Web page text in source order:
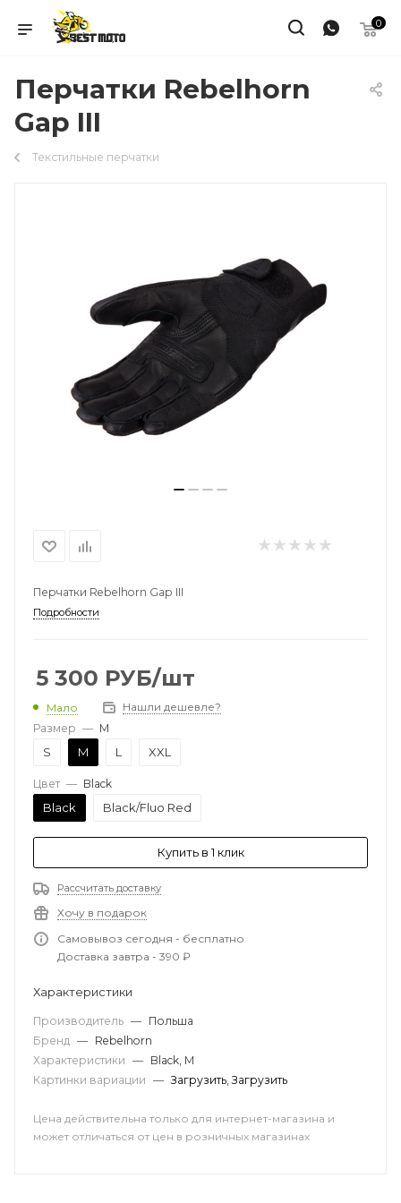
0
Перчатки Rebelhorn
Gap III
Текстильные перчатки
Перчатки Rebelhorn Gap III
Подробности
5 300 РУБ/шт
Мало
Нашли дешевле?
Размер — M
S M L XXL
Цвет — Black
Black Black/Fluo Red
Купить в 1 клик
Рассчитать доставку
Хочу в подарок
Самовывоз сегодня - бесплатно
Доставка завтра - 390 ₽
Характеристики
Производитель — Польша
Бренд — Rebelhorn
Характеристики — Black, M
Картинки вариации — Загрузить,Загрузить
Цена действительна только для интернет-магазина и
может отличаться от цен в розничных магазинах